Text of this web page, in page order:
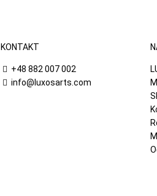
KONTAKT
+48 882 007 002
info@luxosarts.com